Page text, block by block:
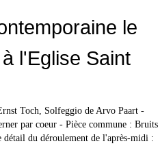
le
l'Eglise Saint
Toch, Solfeggio de Arvo Paart -
par coeur - Pièce commune : Bruits
détail du déroulement de l'après-midi :